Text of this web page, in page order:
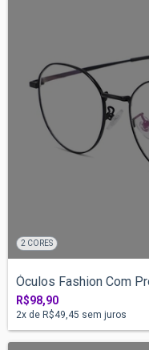
2 CORES
Óculos Fashion Com
R$98,90
2x de R$49,45 sem juros